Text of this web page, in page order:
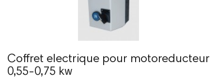
Coffret electrique pour motoreducteur
0,55-0,75 kw